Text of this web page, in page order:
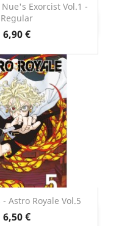
Exorcist Vol.1 -
Regular
6,90 €
Anteprima
Astro Royale Vol.5
6,50 €
Anteprima